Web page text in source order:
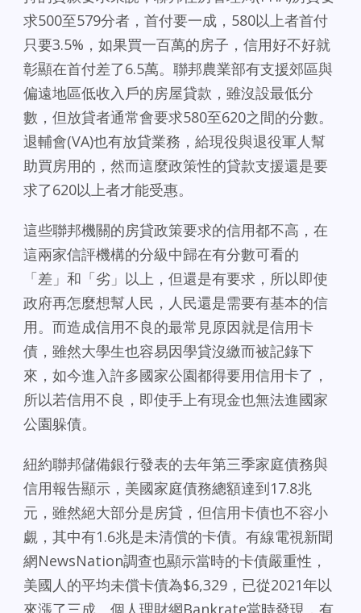
求500至579分者，首付要一成，580以上者首付
只要3.5%，如果買一百萬的房子，信用好不好就
彰顯在首付差了6.5萬。聯邦農業部有支援郊區與
偏遠地區低收入戶的房屋貸款，雖沒設最低分
數，但放貸者通常會要求580至620之間的分數。
退輔會(VA)也有放貸業務，給現役與退役軍人幫
助買房用的，然而這麼政策性的貸款支援還是要
求了620以上者才能受惠。
這些聯邦機關的房貸政策要求的信用都不高，在
這兩家信評機構的分級中歸在有分數可看的
「差」和「劣」以上，但還是有要求，所以即使
政府再怎麼想幫人民，人民還是需要有基本的信
用。而造成信用不良的最常見原因就是信用卡
債，雖然大學生也容易因學貸沒繳而被記錄下
來，如今進入許多國家公園都得要用信用卡了，
所以若信用不良，即使手上有現金也無法進國家
公園躲債。
紐約聯邦儲備銀行發表的去年第三季家庭債務與
信用報告顯示，美國家庭債務總額達到17.8兆
元，雖然絕大部分是房貸，但信用卡債也不容小
覷，其中有1.6兆是未清償的卡債。有線電視新聞
網NewsNation調查也顯示當時的卡債嚴重性，
美國人的平均未償卡債為$6,329，已從2021年以